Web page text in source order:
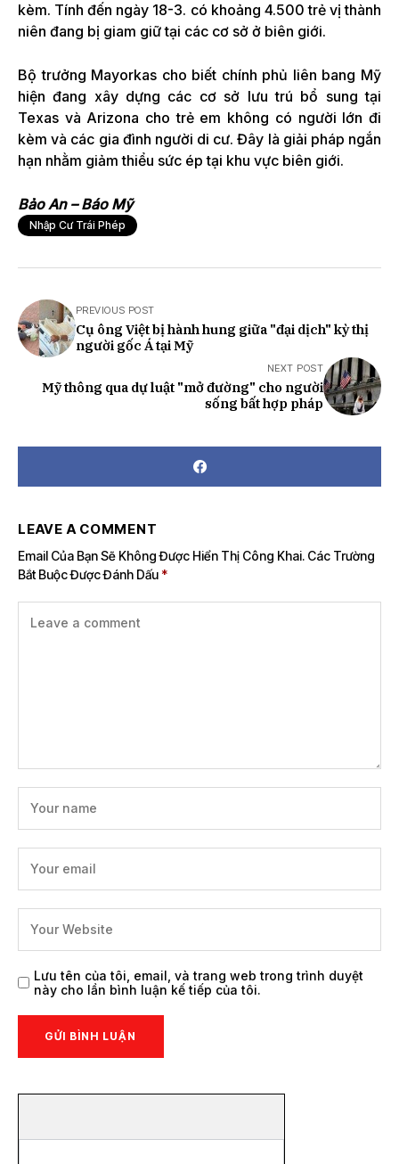
kèm. Tính đến ngày 18-3. có khoảng 4.500 trẻ vị thành
niên đang bị giam giữ tại các cơ sở ở biên giới.
Bộ trưởng Mayorkas cho biết chính phủ liên bang Mỹ
hiện đang xây dựng các cơ sở lưu trú bổ sung tại
Texas và Arizona cho trẻ em không có người lớn đi
kèm và các gia đình người di cư. Đây là giải pháp ngắn
hạn nhằm giảm thiểu sức ép tại khu vực biên giới.
Bảo An – Báo Mỹ
Nhập Cư Trái Phép
PREVIOUS POST
Cụ ông Việt bị hành hung giữa "đại dịch" kỳ thị
người gốc Á tại Mỹ
NEXT POST
Mỹ thông qua dự luật "mở đường" cho người
sống bất hợp pháp
LEAVE A COMMENT
Email Của Bạn Sẽ Không Được Hiển Thị Công Khai. Các Trường
Bắt Buộc Được Đánh Dấu *
Lưu tên của tôi, email, và trang web trong trình duyệt
này cho lần bình luận kế tiếp của tôi.